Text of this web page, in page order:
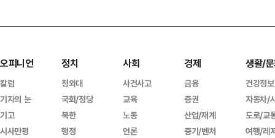
오피니언
칼럼
기자의 눈
기고
시사만평
정치
청와대
국회/정당
북한
행정
사회
사건사고
교육
노동
언론
경제
금융
증권
산업/재계
중기/벤처
생활/
건강정보
자동차/
도로/교
여행/레